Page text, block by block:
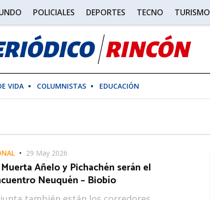
POLICIALES DEPORTES TECNO TURISMO
VIDA COLUMNISTAS EDUCACIÓN
29 May 2026
Añelo y Pichachén serán el
Neuquén – Biobío